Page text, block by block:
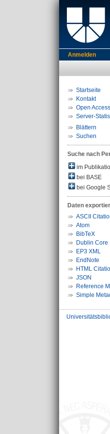
Anmelden
Startseite
Kontakt
Open
Server-
Blättern
Suchen
Suche nach
im
bei BASE
bei Google
Daten
ASCII
Atom
BibTeX
Dublin Core
EP3 XML
EndNote
HTML
JSON
Reference
Simple